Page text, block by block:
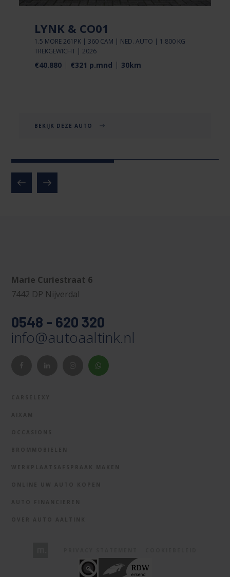
LYNK & CO01
1.5 MORE 261PK | 360 CAM | NED. AUTO | 1.800 KG
TREKGEWICHT | 2026
€40.880 €321 p.mnd 30km
BEKIJK DEZE AUTO
Marie Curiestraat 6
7442 DP Nijverdal
0548 - 620 320
info@autoaaltink.nl